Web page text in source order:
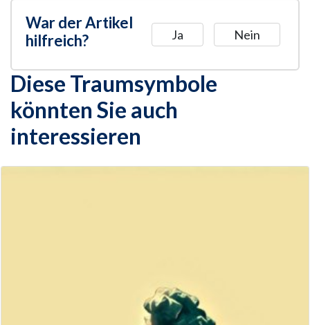
War der Artikel
hilfreich?
Ja Nein
Diese Traumsymbole
könnten Sie auch
interessieren